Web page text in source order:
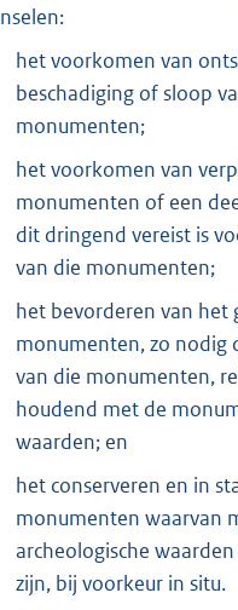
het voorkomen van
beschadiging of sloop
monumenten;
het voorkomen van
monumenten of een
dit dringend vereist is
van die monumenten;
het bevorderen van het
monumenten, zo nodig
van die monumenten,
houdend met de
waarden; en
het conserveren en in
monumenten waarvan
archeologische
zijn, bij voorkeur in situ.